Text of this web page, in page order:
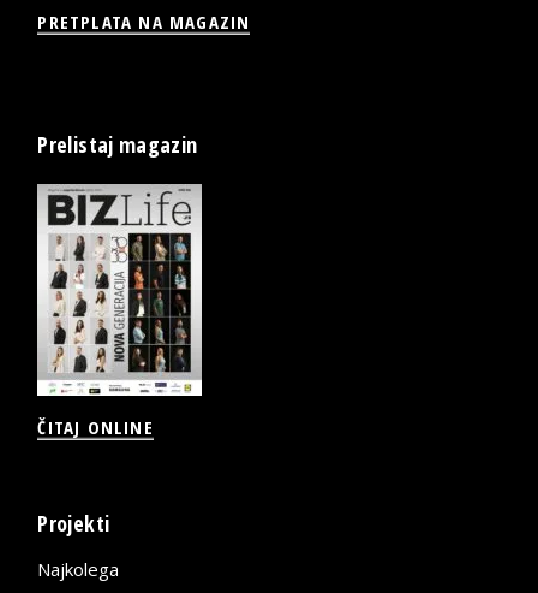
PRETPLATA NA MAGAZIN
Prelistaj magazin
ČITAJ ONLINE
Projekti
Najkolega